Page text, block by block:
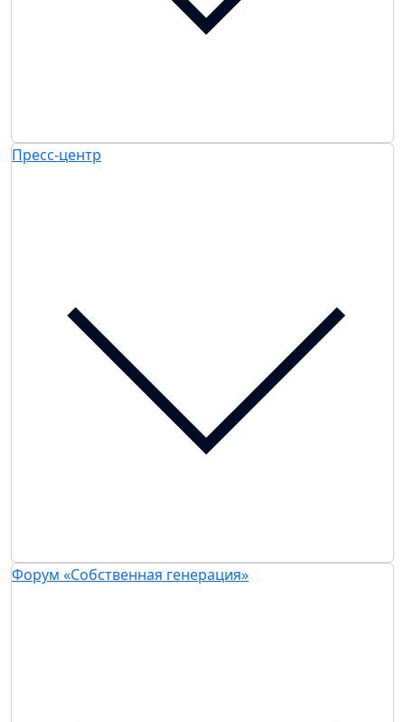
Пресс-центр
Форум «Собственная генерация»